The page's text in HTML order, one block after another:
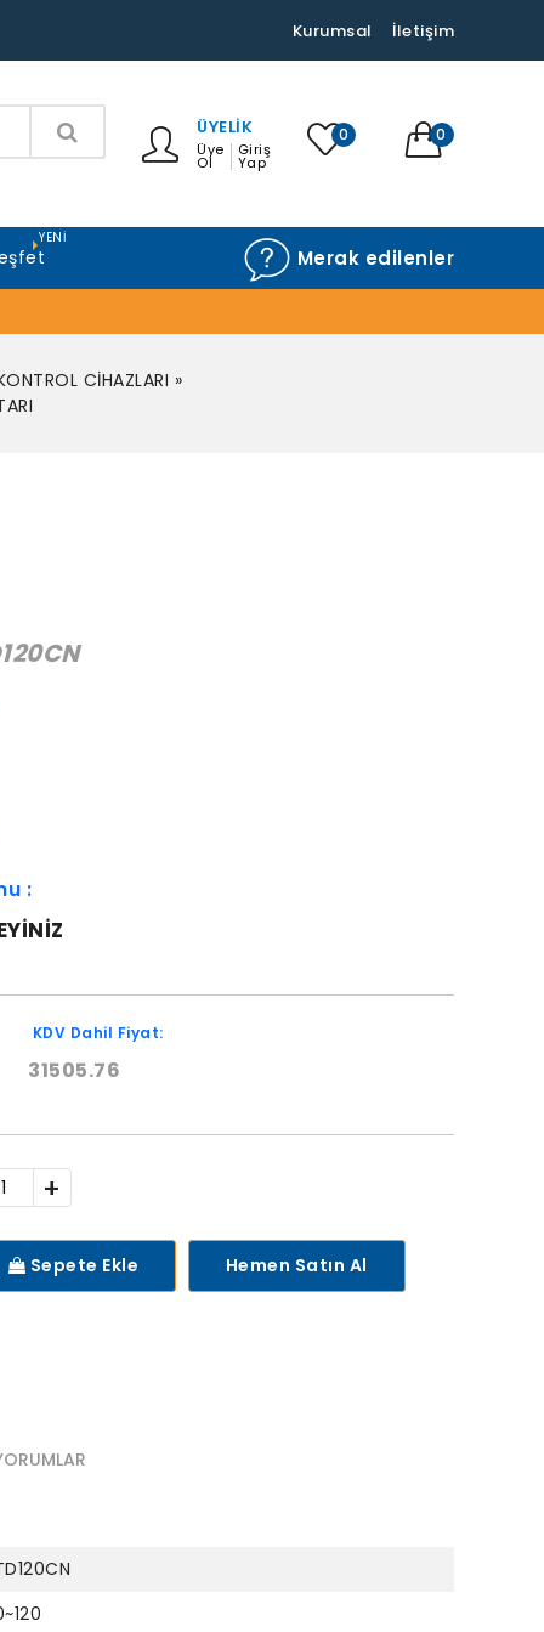
Kurumsal İletişim
ÜYELIK
Üye
Ol
Giriş
Yap
0 0
YENI
Merak edilenler
CİHAZLARI »
:
KDV Dahil Fiyat:
31505.76
+
Sepete Ekle Hemen Satın Al